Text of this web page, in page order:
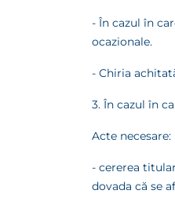
- În cazul în
ocazionale.
- Chiria
3. În cazul în
Acte necesare:
- cererea
dovada că se